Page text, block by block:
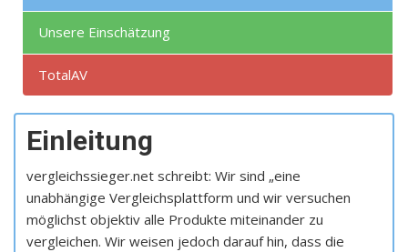
Unsere Einschätzung
TotalAV
Einleitung
vergleichssieger.net schreibt: Wir sind „eine
unabhängige Vergleichsplattform und wir versuchen
möglichst objektiv alle Produkte miteinander zu
vergleichen. Wir weisen jedoch darauf hin, dass die